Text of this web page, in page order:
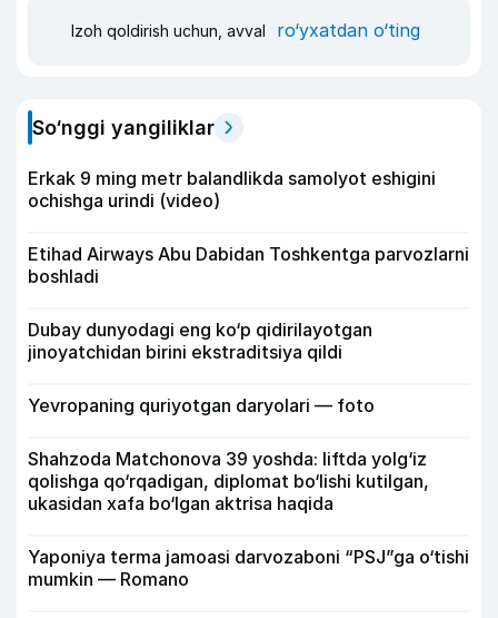
Izoh qoldirish uchun, avval ro‘yxatdan o‘ting
So‘nggi yangiliklar
Erkak 9 ming metr balandlikda samolyot eshigini
ochishga urindi (video)
Etihad Airways Abu Dabidan Toshkentga parvozlarni
boshladi
Dubay dunyodagi eng ko‘p qidirilayotgan
jinoyatchidan birini ekstraditsiya qildi
Yevropaning quriyotgan daryolari — foto
Shahzoda Matchonova 39 yoshda: liftda yolg‘iz
qolishga qo‘rqadigan, diplomat bo‘lishi kutilgan,
ukasidan xafa bo‘lgan aktrisa haqida
Yaponiya terma jamoasi darvozaboni “PSJ”ga o‘tishi
mumkin — Romano